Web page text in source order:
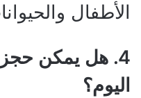
الأطفال
4. هل يمكن
اليوم؟